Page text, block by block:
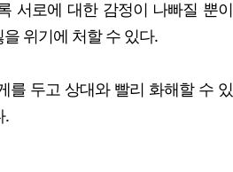
서로에 대한 감정이 나빠질 뿐이
위기에 처할 수 있다.
를 두고 상대와 빨리 화해할 수 있
.